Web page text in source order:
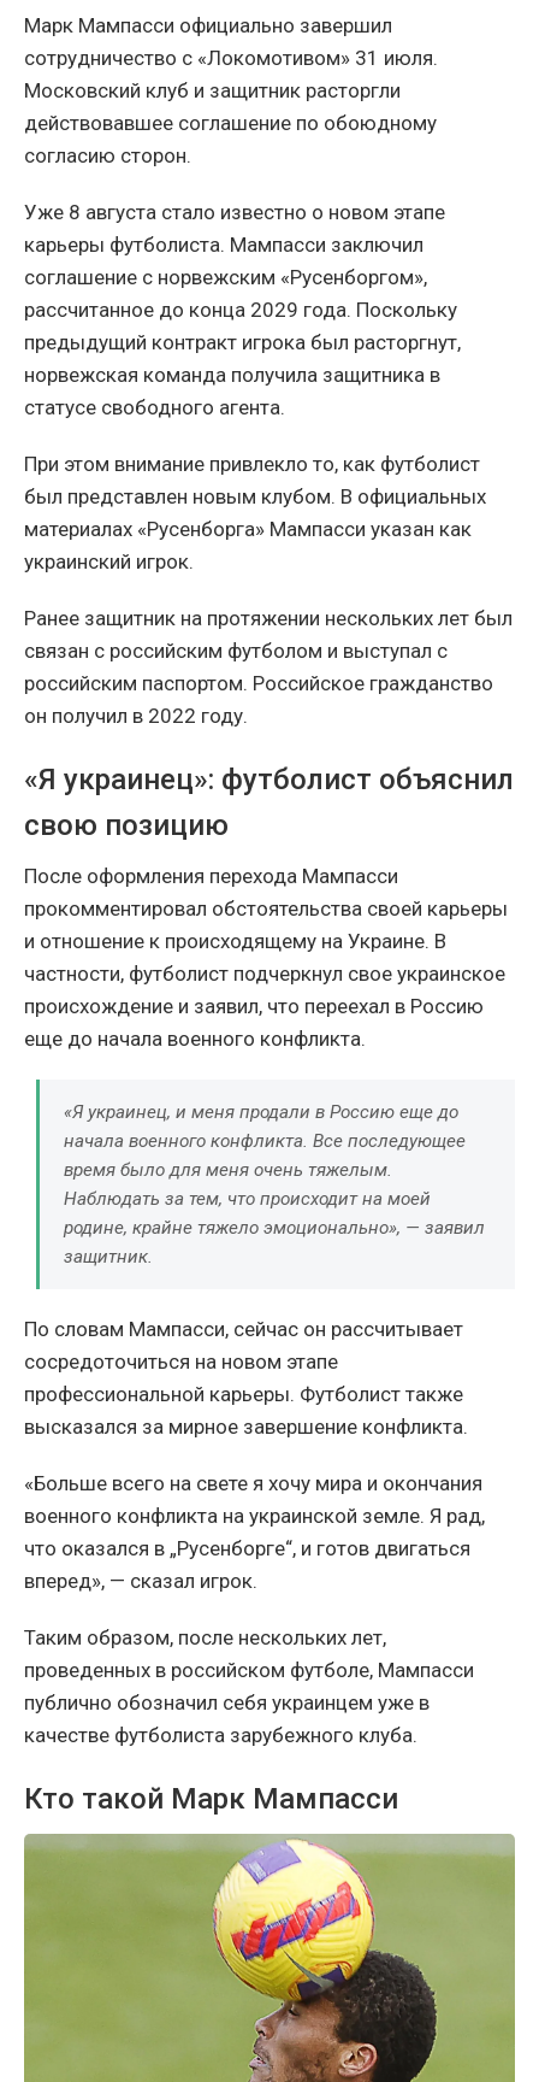
Марк Мампасси официально завершил
сотрудничество с «Локомотивом» 31 июля.
Московский клуб и защитник расторгли
действовавшее соглашение по обоюдному
согласию сторон.
Уже 8 августа стало известно о новом этапе
карьеры футболиста. Мампасси заключил
соглашение с норвежским «Русенборгом»,
рассчитанное до конца 2029 года. Поскольку
предыдущий контракт игрока был расторгнут,
норвежская команда получила защитника в
статусе свободного агента.
При этом внимание привлекло то, как футболист
был представлен новым клубом. В официальных
материалах «Русенборга» Мампасси указан как
украинский игрок.
Ранее защитник на протяжении нескольких лет был
связан с российским футболом и выступал с
российским паспортом. Российское гражданство
он получил в 2022 году.
«Я украинец»: футболист объяснил
свою позицию
После оформления перехода Мампасси
прокомментировал обстоятельства своей карьеры
и отношение к происходящему на Украине. В
частности, футболист подчеркнул свое украинское
происхождение и заявил, что переехал в Россию
еще до начала военного конфликта.
«Я украинец, и меня продали в Россию еще до
начала военного конфликта. Все последующее
время было для меня очень тяжелым.
Наблюдать за тем, что происходит на моей
родине, крайне тяжело эмоционально», — заявил
защитник.
По словам Мампасси, сейчас он рассчитывает
сосредоточиться на новом этапе
профессиональной карьеры. Футболист также
высказался за мирное завершение конфликта.
«Больше всего на свете я хочу мира и окончания
военного конфликта на украинской земле. Я рад,
что оказался в „Русенборге“, и готов двигаться
вперед», — сказал игрок.
Таким образом, после нескольких лет,
проведенных в российском футболе, Мампасси
публично обозначил себя украинцем уже в
качестве футболиста зарубежного клуба.
Кто такой Марк Мампасси